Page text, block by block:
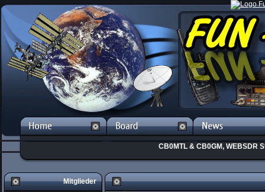
CB0MTL & CB0GM, WEBSDR
Mitglieder